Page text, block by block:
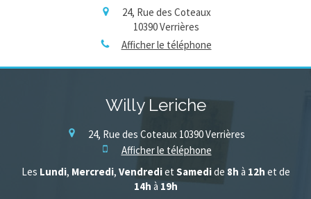
24, Rue des Coteaux
10390Verrières
Afficher le téléphone
Willy Leriche
24, Rue des Coteaux 10390Verrières
Afficher le téléphone
Les Lundi, Mercredi, Vendrediet Samedide 8h à 12h et de
14h à 19h